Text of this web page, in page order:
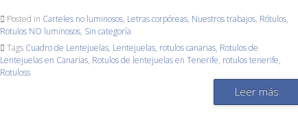
Posted in Carteles no luminosos, Letras corpóreas, Nuestros trabajos, Rótulos,
Rotulos NO luminosos, Sin categoría
Tags Cuadro de Lentejuelas, Lentejuelas, rotulos canarias, Rotulos de
Lentejuelas en Canarias, Rotulos de lentejuelas en Tenerife, rotulos tenerife,
Rotuloss
Leer más